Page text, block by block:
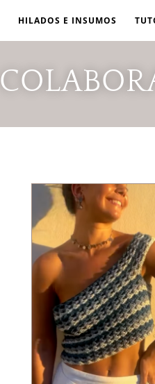
HILADOS E INSUMOS